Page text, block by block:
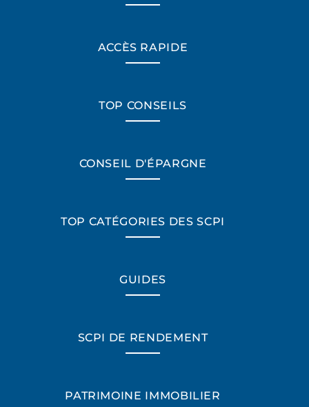
ACCÈS RAPIDE
TOP CONSEILS
CONSEIL D'ÉPARGNE
TOP CATÉGORIES DES SCPI
GUIDES
SCPI DE RENDEMENT
PATRIMOINE IMMOBILIER